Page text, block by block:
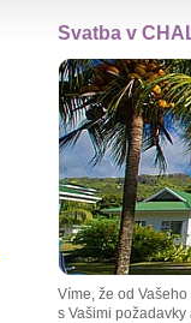
Svatba v
Víme, že od
s Vašimi